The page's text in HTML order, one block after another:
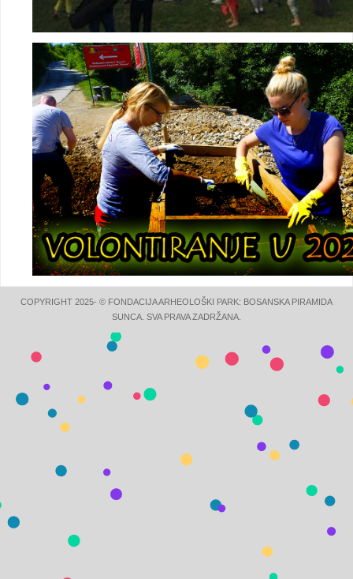
COPYRIGHT 2025- © FONDACIJA ARHEOLOŠKI PARK: BOSANSKA PIRAMIDA
SUNCA. SVA PRAVA ZADRŽANA.